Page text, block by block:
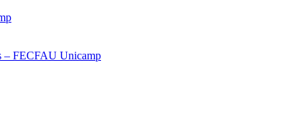
– FECFAU Unicamp